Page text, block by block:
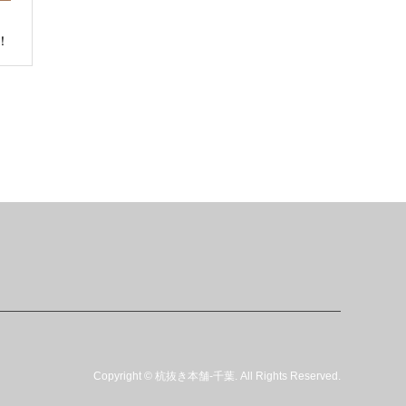
Copyright © 杭抜き本舗-千葉. All Rights Reserved.